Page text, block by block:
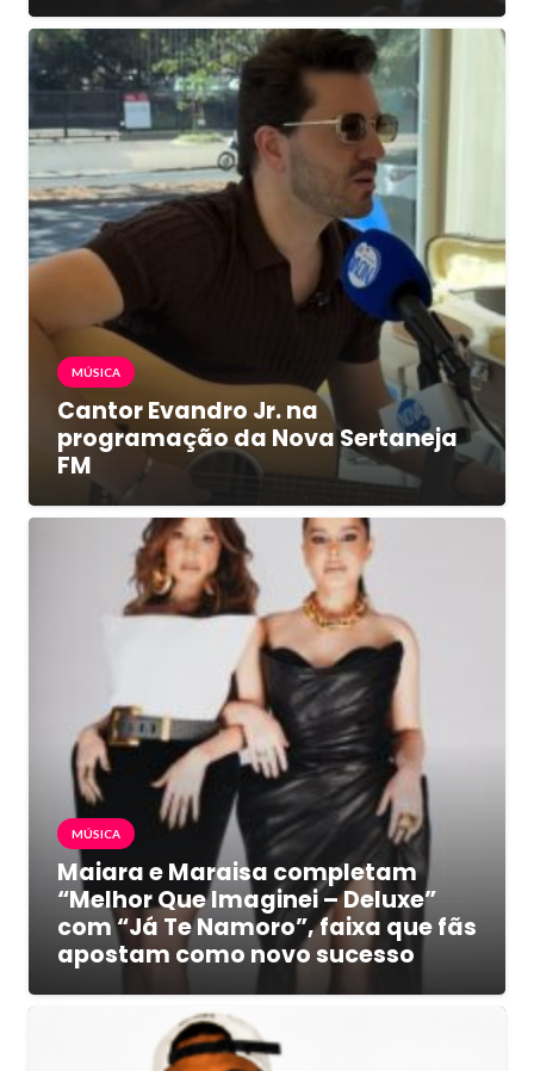
MÚSICA
Cantor Evandro Jr. na
programação da Nova Sertaneja
FM
MÚSICA
Maiara e Maraisa completam
“Melhor Que Imaginei – Deluxe”
com “Já Te Namoro”, faixa que fãs
apostam como novo sucesso